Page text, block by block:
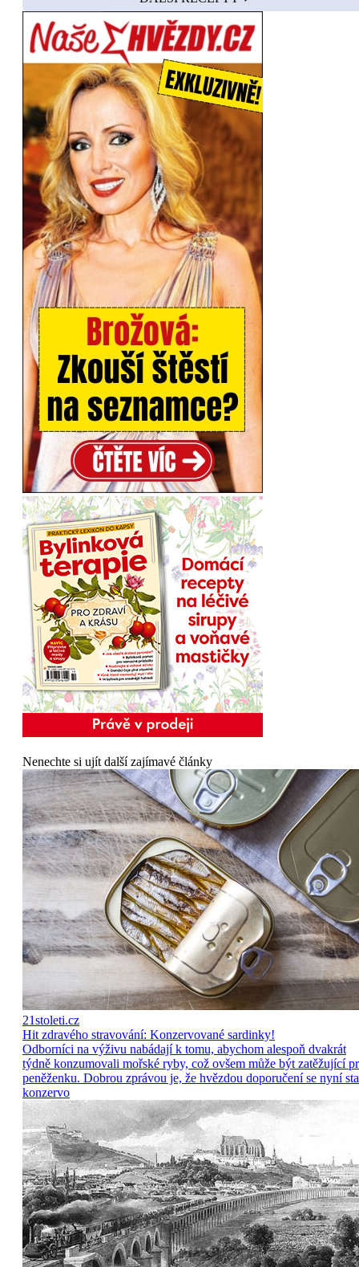
Nenechte si ujít další zajímavé články
21stoleti.cz
Hit zdravého stravování: Konzervované sardinky!
Odborníci na výživu nabádají k tomu, abychom alespoň dvakrát
týdně konzumovali mořské ryby, což ovšem může být zatěžující
peněženku. Dobrou zprávou je, že hvězdou doporučení se nyní
konzervo